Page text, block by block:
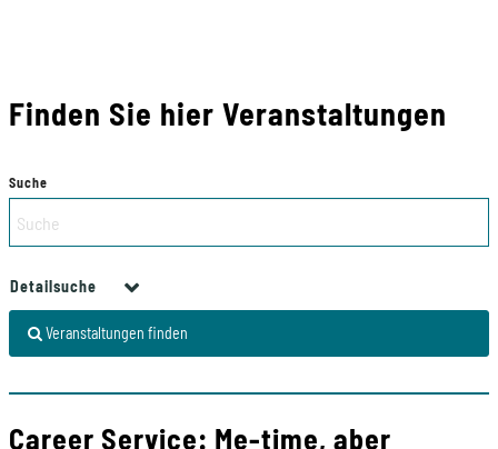
Finden Sie hier Veranstaltungen
Suche
Detailsuche
Veranstaltungen finden
Career Service: Me-time, aber